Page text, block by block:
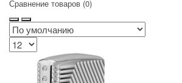
Сравнение товаров (0)